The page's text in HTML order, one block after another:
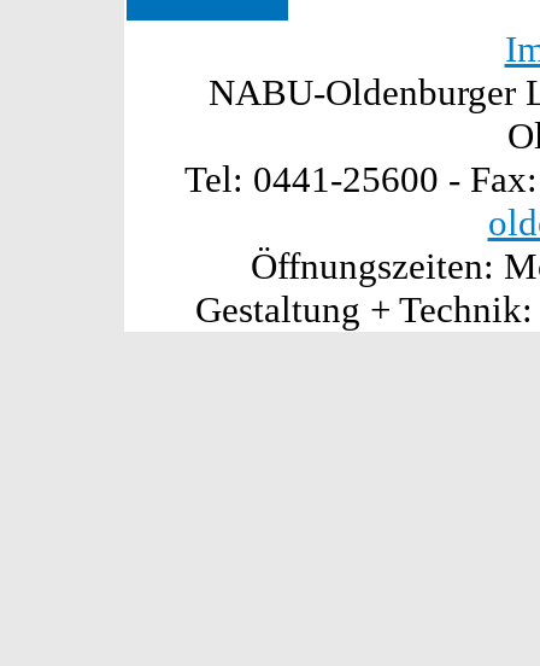
NABU-Oldenburger
Tel: 0441-25600 -
Öffnungszeiten:
Gestaltung +